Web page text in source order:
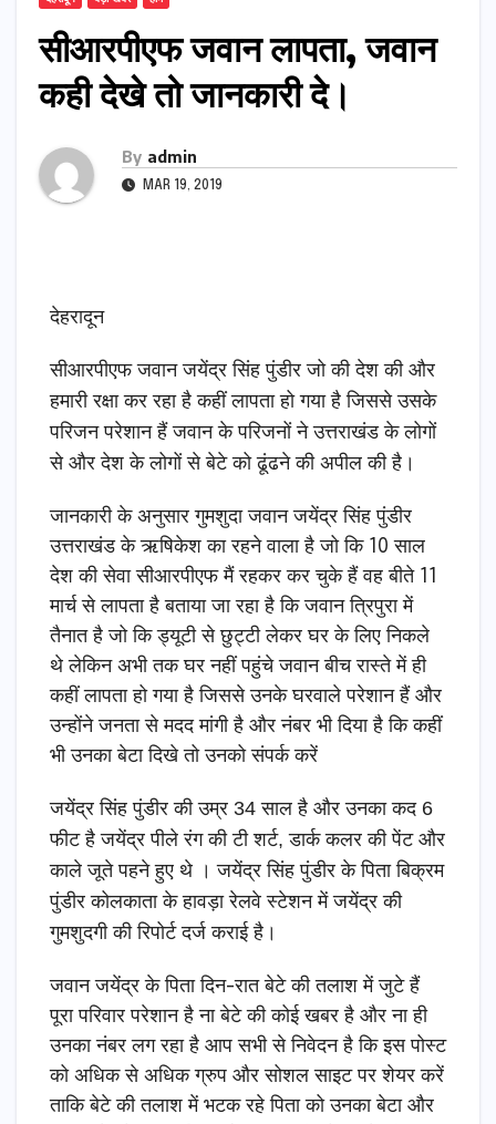
सीआरपीएफ जवान लापता, जवान
कही देखे तो जानकारी दे।
By admin
MAR 19, 2019
देहरादून
सीआरपीएफ जवान जयेंद्र सिंह पुंडीर जो की देश की और
हमारी रक्षा कर रहा है कहीं लापता हो गया है जिससे उसके
परिजन परेशान हैं जवान के परिजनों ने उत्तराखंड के लोगों
से और देश के लोगों से बेटे को ढूंढने की अपील की है।
जानकारी के अनुसार गुमशुदा जवानजयेंद्र सिंह पुंडीर
उत्तराखंड के ऋषिकेश का रहने वाला है जो कि 10 साल
देश की सेवा सीआरपीएफ मैं रहकर कर चुके हैं वह बीते 11
मार्च से लापता है बताया जा रहा है कि जवान त्रिपुरा में
तैनात है जो कि ड्यूटी से छुट्टी लेकर घर के लिए निकले
थे लेकिन अभी तक घर नहीं पहुंचे जवान बीच रास्ते में ही
कहीं लापता हो गया है जिससे उनके घरवाले परेशान हैं और
उन्होंने जनता से मदद मांगी है और नंबर भी दिया है कि कहीं
भी उनका बेटा दिखे तो उनको संपर्क करें
जयेंद्र सिंह पुंडीर की उम्र 34 साल है और उनका कद 6
फीट है जयेंद्र पीले रंग की टी शर्ट, डार्क कलर की पेंट और
काले जूते पहने हुए थे ।जयेंद्र सिंह पुंडीर के पिता बिक्रम
पुंडीर कोलकाता के हावड़ा रेलवे स्टेशन में जयेंद्र की
गुमशुदगी की रिपोर्ट दर्ज कराई है।
जवान जयेंद्र के पिता दिन-रातबेटेकी तलाश में जुटे हैं
पूरा परिवार परेशान है ना बेटे की कोई खबर है और ना ही
उनका नंबर लग रहा है आप सभी से निवेदन है कि इस पोस्ट
को अधिक से अधिक ग्रुप और सोशल साइट पर शेयर करें
ताकि बेटे की तलाश में भटक रहे पिता को उनका बेटा और